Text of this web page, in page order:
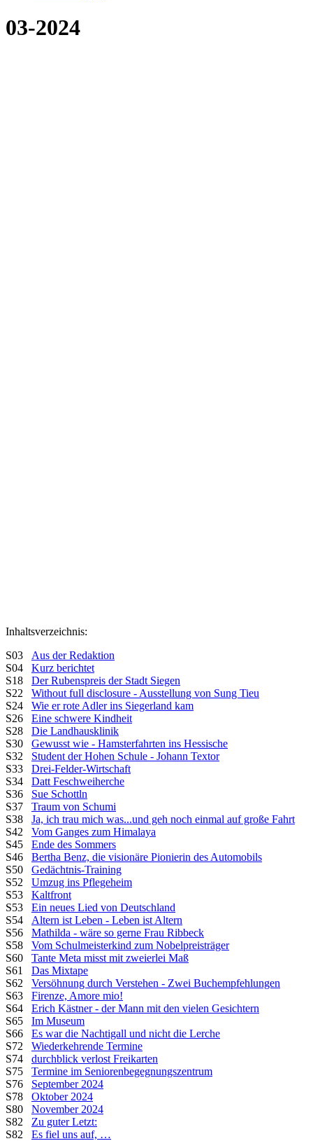
03-2024
Inhaltsverzeichnis:
S03 Aus der Redaktion
S04 Kurz berichtet
S18 Der Rubenspreis der Stadt Siegen
S22 Without full disclosure - Ausstellung von Sung Tieu
S24 Wie er rote Adler ins Siegerland kam
S26 Eine schwere Kindheit
S28 Die Landhausklinik
S30 Gewusst wie - Hamsterfahrten ins Hessische
S32 Student der Hohen Schule - Johann Textor
S33 Drei-Felder-Wirtschaft
S34 Datt Feschweiherche
S36 Sue Schottln
S37 Traum von Schumi
S38 Ja, ich trau mich was...und geh noch einmal auf große Fahrt
S42 Vom Ganges zum Himalaya
S45 Ende des Sommers
S46 Bertha Benz, die visionäre Pionierin des Automobils
S50 Gedächtnis-Training
S52 Umzug ins Pflegeheim
S53 Kaltfront
S53 Ein neues Lied von Deutschland
S54 Altern ist Leben - Leben ist Altern
S56 Mathilda - wäre so gerne Frau Ribbeck
S58 Vom Schulmeisterkind zum Nobelpreisträger
S60 Tante Meta misst mit zweierlei Maß
S61 Das Mixtape
S62 Versöhnung durch Verstehen - Zwei Buchempfehlungen
S63 Firenze, Amore mio!
S64 Erich Kästner - der Mann mit den vielen Gesichtern
S65 Im Museum
S66 Es war die Nachtigall und nicht die Lerche
S72 Wiederkehrende Termine
S74 durchblick verlost Freikarten
S75 Termine im Seniorenbegegnungszentrum
S76 September 2024
S78 Oktober 2024
S80 November 2024
S82 Zu guter Letzt:
S82 Es fiel uns auf, …